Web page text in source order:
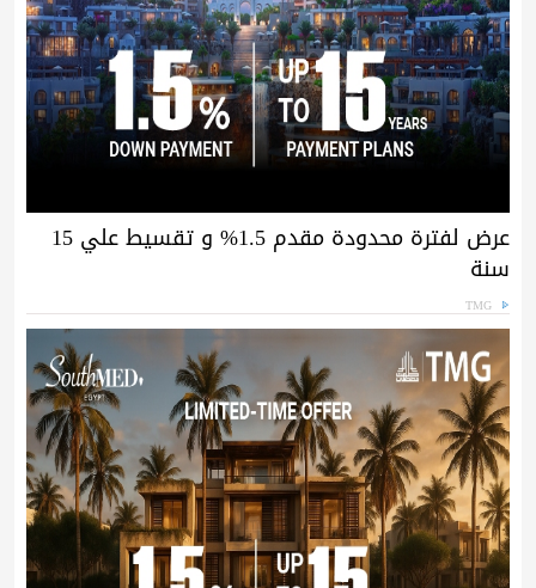
عرض لفترة محدودة مقدم 1.5% و تقسيط علي 15
سنة
TMG